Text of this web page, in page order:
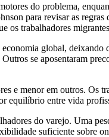
do problema,
para revisar as
os trabalhadores
global, deixando
se aposentaram
e menor em outros. Os
equilíbrio entre vida
do varejo. Uma
suficiente sobre